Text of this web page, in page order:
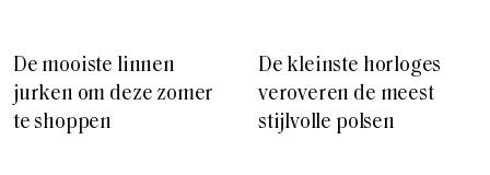
De mooiste linnen
jurken om deze zomer
te shoppen
De kleinste horloges
veroveren de meest
stijlvolle polsen